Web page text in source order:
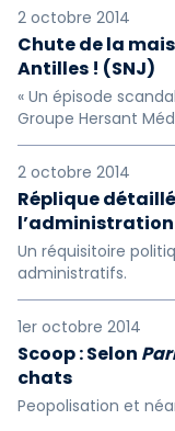
2 octobre 2014
Chute de la
Antilles ! (SNJ)
« Un épisode
Groupe Hersant
2 octobre 2014
Réplique
Un réquisitoire
administratifs.
1er octobre 2014
Scoop : Selon
chats
Peopolisation et